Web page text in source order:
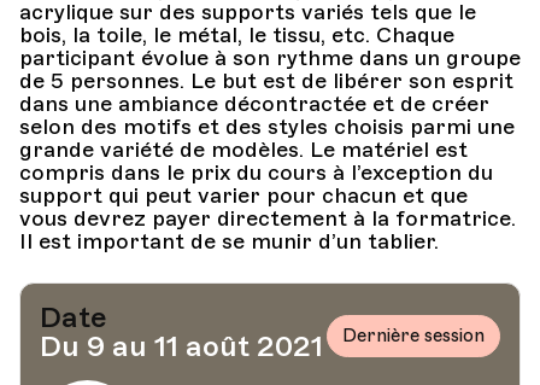
acrylique sur des supports variés tels que le
bois, la toile, le métal, le tissu, etc. Chaque
participant évolue à son rythme dans un groupe
de 5 personnes. Le but est de libérer son esprit
dans une ambiance décontractée et de créer
selon des motifs et des styles choisis parmi une
grande variété de modèles. Le matériel est
compris dans le prix du cours à l’exception du
support qui peut varier pour chacun et que
vous devrez payer directement à la formatrice.
Il est important de se munir d’un tablier.
Date
Du 9 au 11 août 2021
Dernière session